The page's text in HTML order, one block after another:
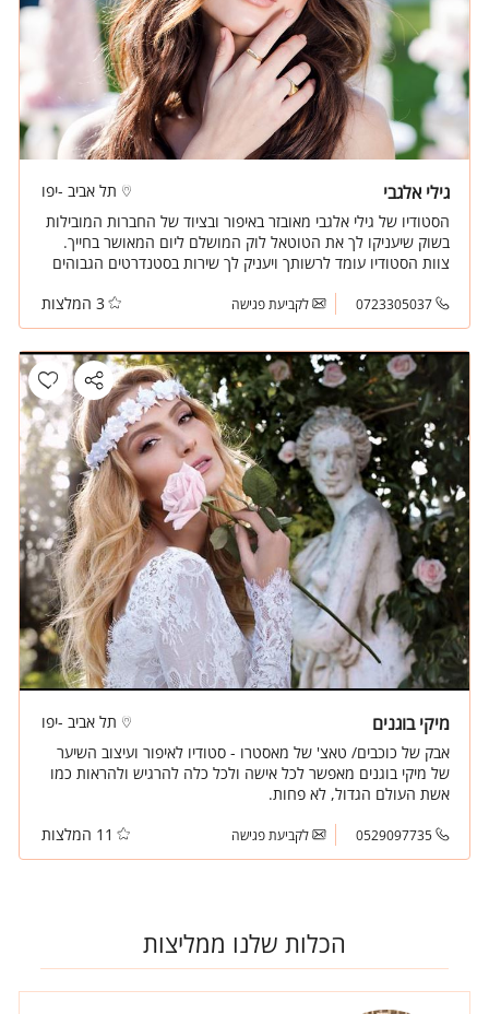
גילי אלגבי
תל אביב -יפו
הסטודיו של גילי אלגבי מאובזר באיפור ובציוד של החברות המובילות
בשוק שיעניקו לך את הטוטאל לוק המושלם ליום המאושר בחייך.
צוות הסטודיו עומד לרשותך ויעניק לך שירות בסטנדרטים הגבוהים
0723305037 לקביעת פגישה 3 המלצות
מיקי בוגנים
תל אביב -יפו
אבק של כוכבים/ טאצ' של מאסטרו - סטודיו לאיפור ועיצוב השיער
של מיקי בוגנים מאפשר לכל אישה ולכל כלה להרגיש ולהראות כמו
אשת העולם הגדול, לא פחות.
0529097735 לקביעת פגישה 11 המלצות
הכלות שלנו ממליצות